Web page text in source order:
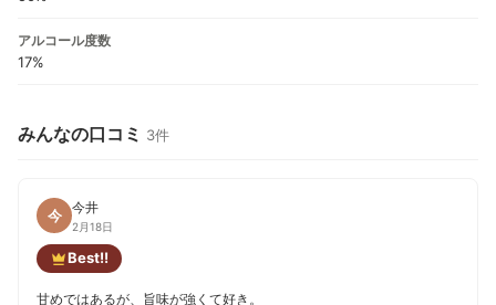
アルコール度数
17%
みんなの口コミ 3件
今 今井
2月18日
Best!!
甘めではあるが、旨味が強くて好き。